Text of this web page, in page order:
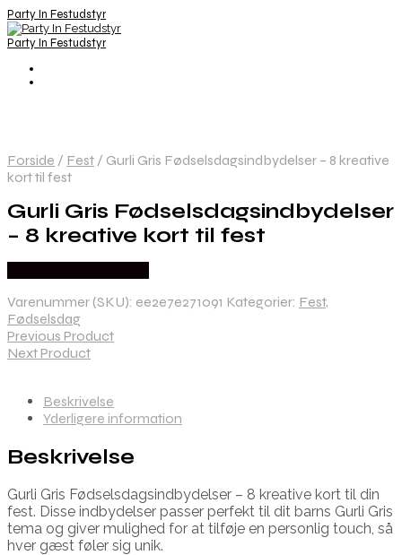
Party In Festudstyr
Party In Festudstyr
Forside / Fest / Gurli Gris Fødselsdagsindbydelser – 8 kreative
kort til fest
Gurli Gris Fødselsdagsindbydelser
– 8 kreative kort til fest
Varenummer (SKU): ee2e7e271091 Kategorier: Fest,
Fødselsdag
Previous Product
Next Product
Beskrivelse
Yderligere information
Beskrivelse
Gurli Gris Fødselsdagsindbydelser – 8 kreative kort til din
fest. Disse indbydelser passer perfekt til dit barns Gurli Gris
tema og giver mulighed for at tilføje en personlig touch, så
hver gæst føler sig unik.